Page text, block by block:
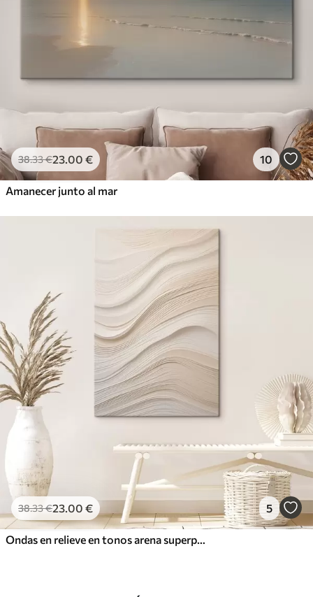
38.33€23.00 € 10
Amanecer junto al mar
38.33€23.00 € 5
Ondas en relieve en tonos arena superpuestos, textura suave